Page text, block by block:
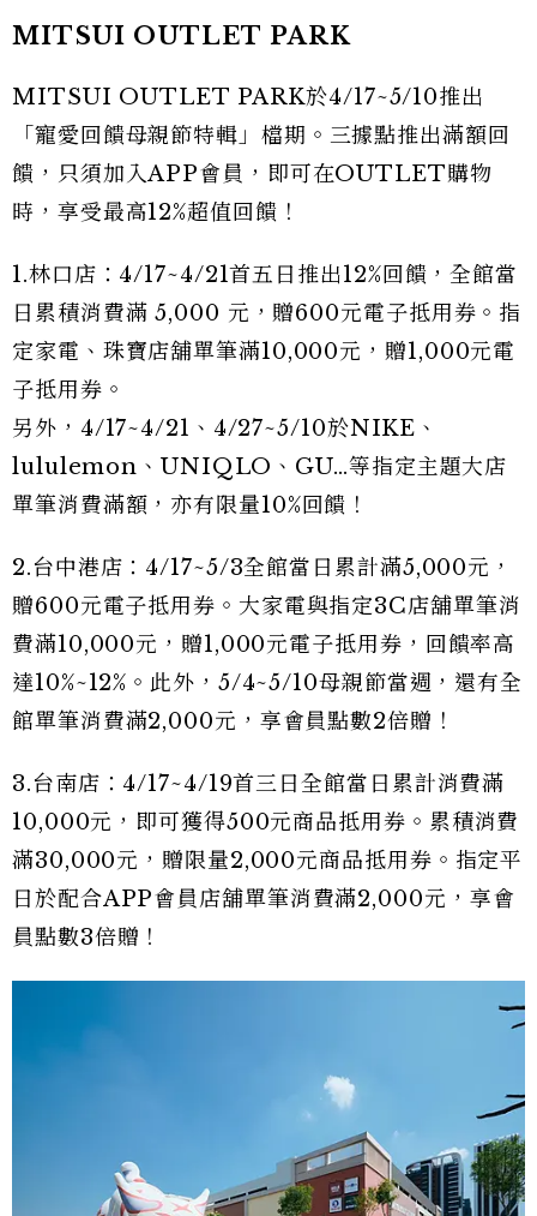
MITSUI OUTLET PARK
MITSUI OUTLET PARK於4/17~5/10推出
「寵愛回饋母親節特輯」檔期。三據點推出滿額回
饋，只須加入APP會員，即可在OUTLET購物
時，享受最高12%超值回饋！
1.林口店：4/17~4/21首五日推出12%回饋，全館當
日累積消費滿 5,000 元，贈600元電子抵用券。指
定家電、珠寶店舖單筆滿10,000元，贈1,000元電
子抵用券。
另外，4/17~4/21、4/27~5/10於NIKE、
lululemon、UNIQLO、GU…等指定主題大店
單筆消費滿額，亦有限量10%回饋！
2.台中港店：4/17~5/3全館當日累計滿5,000元，
贈600元電子抵用券。大家電與指定3C店舖單筆消
費滿10,000元，贈1,000元電子抵用券，回饋率高
達10%~12%。此外，5/4~5/10母親節當週，還有全
館單筆消費滿2,000元，享會員點數2倍贈！
3.台南店：4/17~4/19首三日全館當日累計消費滿
10,000元，即可獲得500元商品抵用券。累積消費
滿30,000元，贈限量2,000元商品抵用券。指定平
日於配合APP會員店舖單筆消費滿2,000元，享會
員點數3倍贈！